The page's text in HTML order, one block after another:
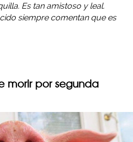
Es tan amistoso y leal.
siempre comentan que es
morir por segunda